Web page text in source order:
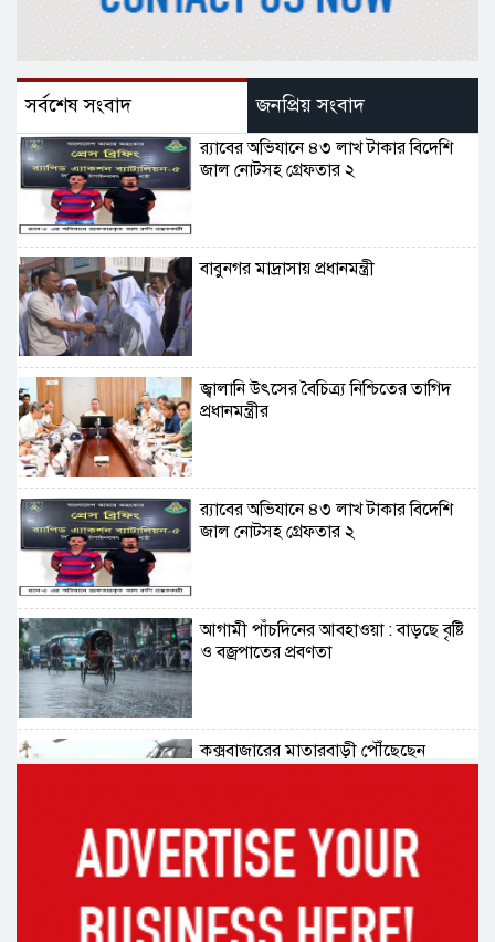
সর্বশেষ সংবাদ জনপ্রিয় সংবাদ
র‌্যাবের অভিযানে ৪৩ লাখ টাকার বিদেশি
জাল নোটসহ গ্রেফতার ২
বাবুনগর মাদ্রাসায় প্রধানমন্ত্রী
জ্বালানি উৎসের বৈচিত্র্য নিশ্চিতের তাগিদ
প্রধানমন্ত্রীর
র‌্যাবের অভিযানে ৪৩ লাখ টাকার বিদেশি
জাল নোটসহ গ্রেফতার ২
আগামী পাঁচদিনের আবহাওয়া : বাড়ছে বৃষ্টি
ও বজ্রপাতের প্রবণতা
কক্সবাজারের মাতারবাড়ী পৌঁছেছেন
রাষ্ট্রপতি নির্বাচনে বিএনপির দুই